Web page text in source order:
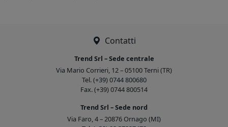
Contatti
Trend Srl – Sede centrale
Via Mario Corrieri, 12 – 05100 Terni (TR)
Tel. (+39) 0744 800680
Fax. (+39) 0744 800514
Trend Srl – Sede nord
Via Faro, 4 – 20876 Ornago (MI)